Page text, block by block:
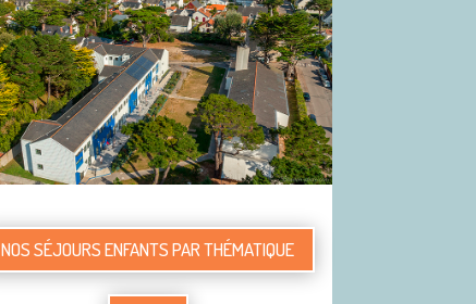
NOS SÉJOURS ENFANTS PAR THÉMATIQUE